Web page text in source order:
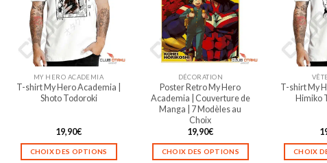
MY HERO ACADEMIA
T-shirt My Hero Academia |
Shoto Todoroki
19,90€
CHOIX DES OPTIONS
DÉCORATION
Poster Retro My Hero
Academia | Couverture de
Manga | 7 Modèles au
Choix
19,90€
CHOIX DES OPTIONS
T-shirt My
Himiko
CHOIX